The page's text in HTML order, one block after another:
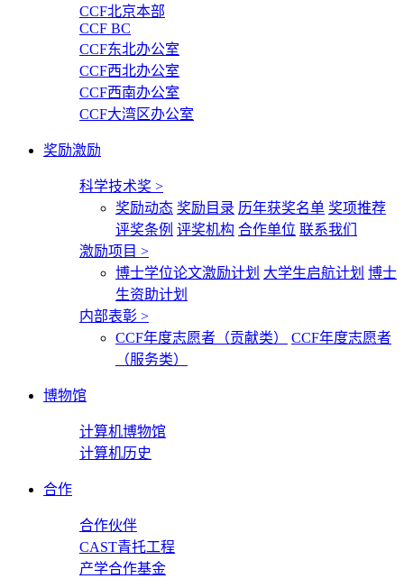
CCF北京本部
CCF BC
CCF东北办公室
CCF西北办公室
CCF西南办公室
CCF大湾区办公室
奖励激励
科学技术奖 >
奖励动态 奖励目录 历年获奖名单 奖项推荐
评奖条例 评奖机构 合作单位 联系我们
激励项目 >
博士学位论文激励计划 大学生启航计划 博士
生资助计划
内部表彰 >
CCF年度志愿者（贡献类）
CCF年度志愿者
（服务类）
博物馆
计算机博物馆
计算机历史
合作
合作伙伴
CAST青托工程
产学合作基金